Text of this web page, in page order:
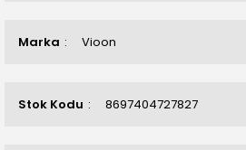
Marka Vioon
Stok Kodu 8697404727827